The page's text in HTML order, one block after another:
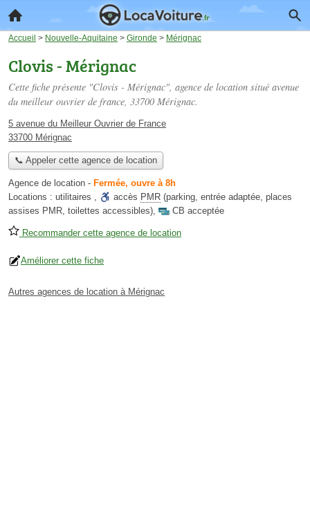
Accueil > Nouvelle-Aquitaine > Gironde > Mérignac
Clovis - Mérignac
Cette fiche présente "Clovis - Mérignac", agence de location situé avenue
du meilleur ouvrier de france, 33700 Mérignac.
5 avenue du Meilleur Ouvrier de France
33700 Mérignac
📞 Appeler cette agence de location
Agence de location - Fermée, ouvre à 8h
Locations : utilitaires , accès PMR (parking, entrée adaptée, places
assises PMR, toilettes accessibles), CB acceptée
Recommander cette agence de location
Améliorer cette fiche
Autres agences de location à Mérignac